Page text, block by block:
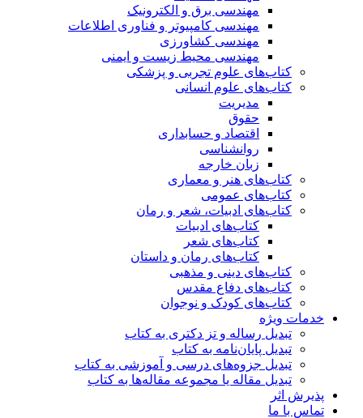
مهندسی برق و الکترونیک
مهندسی کامپیوتر و فناوری اطلاعات
مهندسی کشاورزی
مهندسی محیط زیست و ایمنی
کتاب‌های علوم تجربی و پزشکی
کتاب‌های علوم انسانی
مدیریت
حقوق
اقتصاد و حسابداری
روانشناسی
زبان خارجه
کتاب‌های هنر و معماری
کتاب‌های عمومی
کتاب‌های ادبیات، شعر و رمان
کتاب‌های ادبیات
کتاب‌های شعر
کتاب‌های رمان و داستان
کتاب‌های دینی و مذهبی
کتاب‌های دفاع مقدس
کتاب‌های کودک و نوجوان
خدمات ویژه
تبدیل رساله و تز دکتری به کتاب
تبدیل پایان‌نامه به کتاب
تبدیل جزوه‌های درسی و آموزشی به کتاب
تبدیل مقاله یا مجموعه مقاله‌ها به کتاب
پذیرش اثر
تماس با ما